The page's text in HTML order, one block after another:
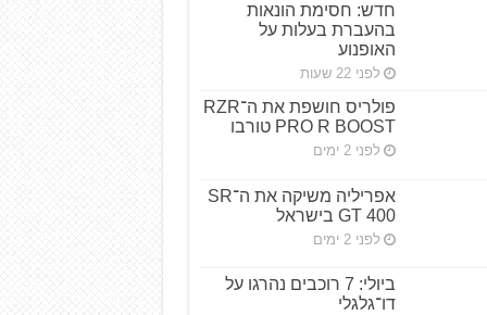
חדש: חסימת הונאות
בהעברת בעלות על
האופנוע
לפני 22 שעות
פולריס חושפת את ה־RZR
PRO R BOOST טורבו
לפני 2 ימים
אפריליה משיקה את ה־SR
GT 400 בישראל
לפני 2 ימים
ביולי: 7 רוכבים נהרגו על
דו־גלגלי